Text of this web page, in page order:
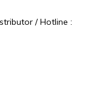
/ Hotline :